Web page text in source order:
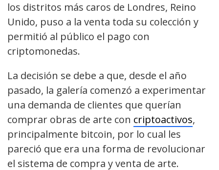
los distritos más caros de Londres, Reino
Unido, puso a la venta toda su colección y
permitió al público el pago con
criptomonedas.
La decisión se debe a que, desde el año
pasado, la galería comenzó a experimentar
una demanda de clientes que querían
comprar obras de arte con criptoactivos,
principalmente bitcoin, por lo cual les
pareció que era una forma de revolucionar
el sistema de compra y venta de arte.